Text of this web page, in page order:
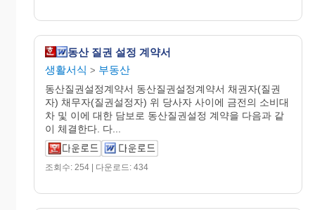
동산 질권 설정 계약서
생활서식 > 부동산
동산질권설정계약서 동산질권설정계약서 채권자(질권
자) 채무자(질권설정자) 위 당사자 사이에 금전의 소비대
차 및 이에 대한 담보로 동산질권설정 계약을 다음과 같
이 체결한다. 다...
조회수: 254 | 다운로드: 434